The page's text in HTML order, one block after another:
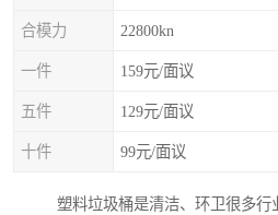
合模力 22800kn
一件 159元/面议
五件 129元/面议
十件 99元/面议
塑料垃圾桶是清洁、环卫很多行